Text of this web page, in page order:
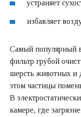
устраняет
избавляет
Самый популярный
фильтр грубой
шерсть животных и
этом частицы
В
камере, где